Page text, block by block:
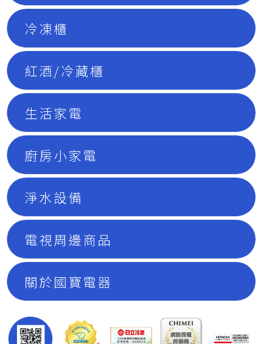
冷凍櫃
紅酒/冷藏櫃
生活家電
廚房小家電
淨水設備
電視周邊商品
關於國寶電器